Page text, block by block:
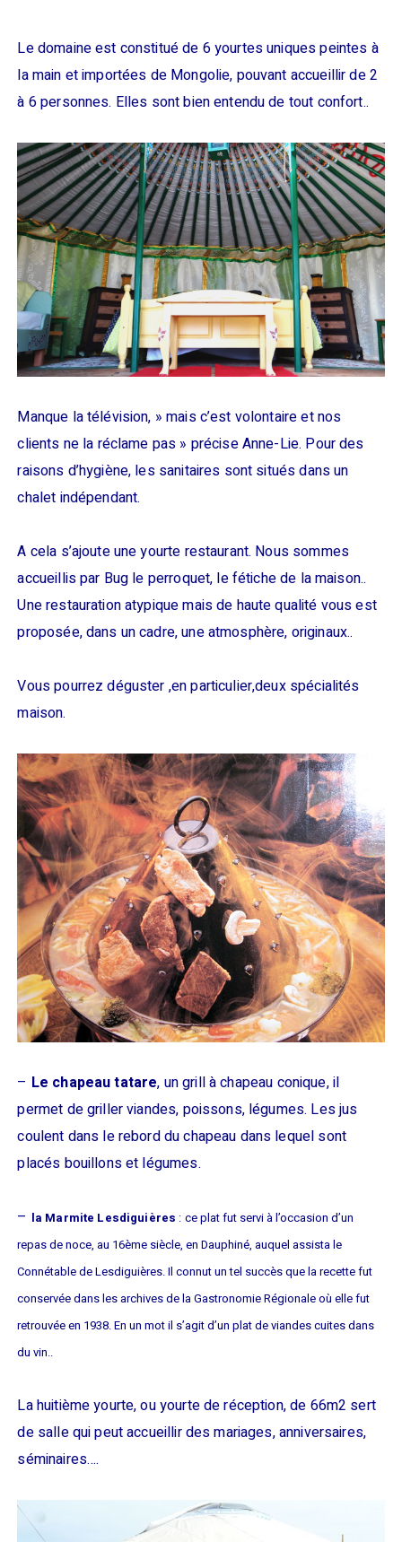
Le domaine est constitué de 6 yourtes uniques peintes à
la main et importées de Mongolie, pouvant accueillir de 2
à 6 personnes. Elles sont bien entendu de tout confort..
Manque la télévision, » mais c’est volontaire et nos
clients ne la réclame pas » précise Anne-Lie. Pour des
raisons d’hygiène, les sanitaires sont situés dans un
chalet indépendant.
A cela s’ajoute une yourte restaurant. Nous sommes
accueillis par Bug le perroquet, le fétiche de la maison..
Une restauration atypique mais de haute qualité vous est
proposée, dans un cadre, une atmosphère, originaux..
Vous pourrez déguster ,en particulier,deux spécialités
maison.
– Le chapeau tatare, un grill à chapeau conique, il
permet de griller viandes, poissons, légumes. Les jus
coulent dans le rebord du chapeau dans lequel sont
placés bouillons et légumes.
– la Marmite Lesdiguières : ce plat fut servi à l’occasion d’un
repas de noce, au 16ème siècle, en Dauphiné, auquel assista le
Connétable de Lesdiguières. Il connut un tel succès que la recette fut
conservée dans les archives de la Gastronomie Régionale où elle fut
retrouvée en 1938. En un mot il s’agit d’un plat de viandes cuites dans
du vin..
La huitième yourte, ou yourte de réception, de 66m2 sert
de salle qui peut accueillir des mariages, anniversaires,
séminaires….